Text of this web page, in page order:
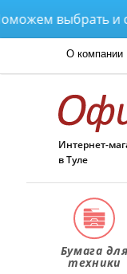
выбрать и
О компании
Интернет-
в Туле
Бумага для
техники